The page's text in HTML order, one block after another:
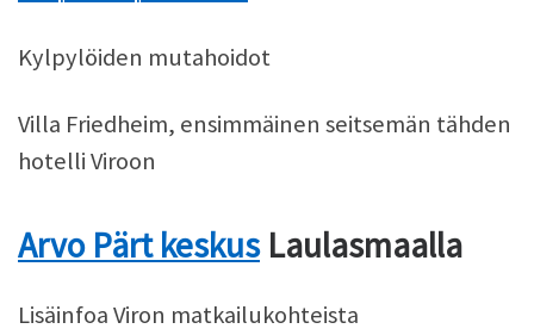
Kylpylöiden mutahoidot
Villa Friedheim, ensimmäinen seitsemän tähden
hotelli Viroon
Arvo Pärt keskusLaulasmaalla
Lisäinfoa Viron matkailukohteista